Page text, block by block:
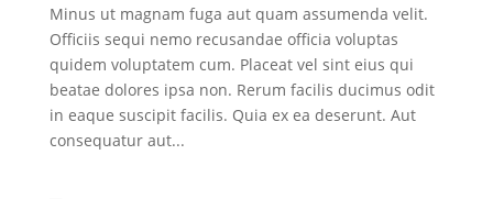
Minus ut magnam fuga aut quam assumenda velit.
Officiis sequi nemo recusandae officia voluptas
quidem voluptatem cum. Placeat vel sint eius qui
beatae dolores ipsa non. Rerum facilis ducimus odit
in eaque suscipit facilis. Quia ex ea deserunt. Aut
consequatur aut...